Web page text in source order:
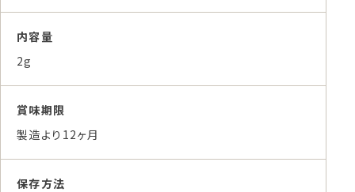
内容量
2g
賞味期限
製造より12ヶ月
保存方法